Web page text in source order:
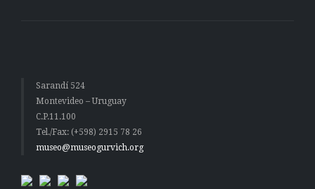
Sarandí 524
Montevideo – Uruguay
C.P.11.100
Tel./Fax: (+598) 2915 78 26
museo@museogurvich.org